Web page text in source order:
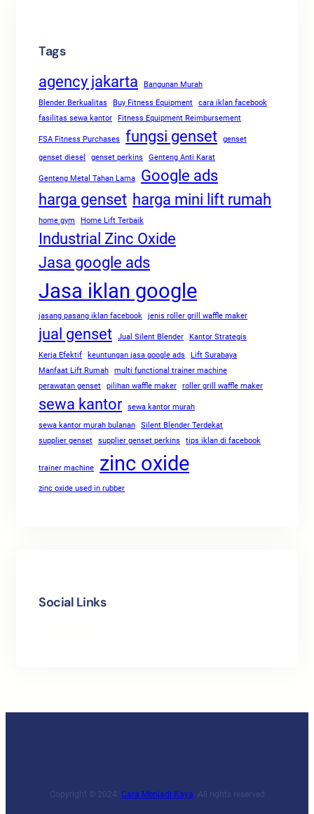
Tags
agency jakarta
Bangunan Murah
Blender Berkualitas
Buy Fitness Equipment
cara iklan facebook
fasilitas sewa kantor
Fitness Equipment Reimbursement
FSA Fitness Purchases fungsi genset
genset
genset diesel
genset perkins Genteng Anti Karat
Genteng Metal Tahan Lama
Google ads
harga genset harga mini lift rumah
home gym Home Lift Terbaik
Industrial Zinc Oxide
Jasa google ads
Jasa iklan google
jasang pasang iklan facebook jenis roller grill waffle maker
jual genset Jual Silent Blender
Kantor Strategis
Kerja Efektif
keuntungan jasa google ads
Lift Surabaya
Manfaat Lift Rumah
multi functional trainer machine
perawatan genset
pilihan waffle maker roller grill waffle maker
sewa kantor
sewa kantor murah
sewa kantor murah bulanan
Silent Blender Terdekat
supplier genset
supplier genset perkins tips iklan di facebook
trainer machine zinc oxide
zinc oxide used in rubber
Social Links
Copyright © 2024 ·Cara Menjadi Kaya· All rights reserved